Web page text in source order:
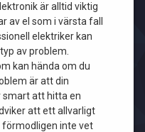
är alltid viktig
av el som i värsta fall
elektriker kan
av problem.
kan hända om du
är att din
smart att hitta en
att ett allvarligt
förmodligen inte vet